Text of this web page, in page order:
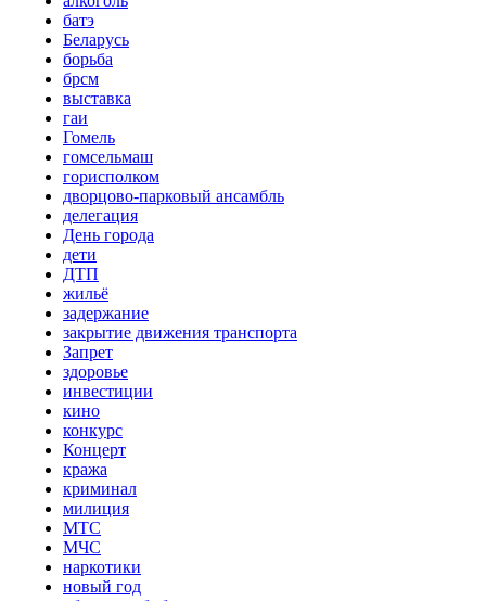
батэ
Беларусь
борьба
брсм
выставка
гаи
Гомель
гомсельмаш
горисполком
дворцово-парковый ансамбль
делегация
День города
дети
ДТП
жильё
задержание
закрытие движения транспорта
Запрет
здоровье
инвестиции
кино
конкурс
Концерт
кража
криминал
милиция
МТС
МЧС
наркотики
новый год